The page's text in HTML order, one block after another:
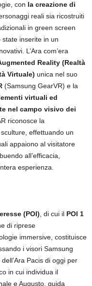
con la creazione di
reali sia ricostruiti
in green screen
inserite in un
L’Ara com’era
Reality (Realtà
Virtuale) unica nel suo
(Samsung GearVR) e la
virtuali ed
nel campo visivo dei
riconosce la
effettuando un
appaiono al visitatore
all’efficacia,
esperienza.
(POI) , di cui il POI 1
di riprese
immersive, costituisce
i visori Samsung
Pacis di oggi per
in cui individua il
e Augusto, guida